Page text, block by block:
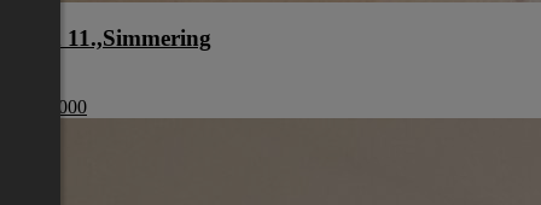
Wien 11.,Simmering
€ 179 000